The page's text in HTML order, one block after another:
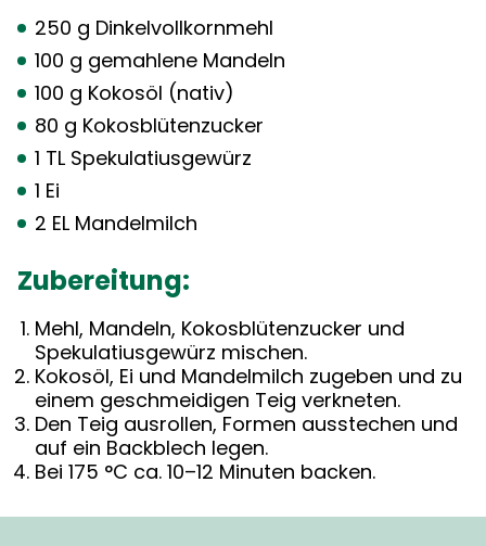
250 g Dinkelvollkornmehl
100 g gemahlene Mandeln
100 g Kokosöl (nativ)
80 g Kokosblütenzucker
1 TL Spekulatiusgewürz
1 Ei
2 EL Mandelmilch
Zubereitung:
Mehl, Mandeln, Kokosblütenzucker und
Spekulatiusgewürz mischen.
Kokosöl, Ei und Mandelmilch zugeben und zu
einem geschmeidigen Teig verkneten.
Den Teig ausrollen, Formen ausstechen und
auf ein Backblech legen.
Bei 175 °C ca. 10–12 Minuten backen.